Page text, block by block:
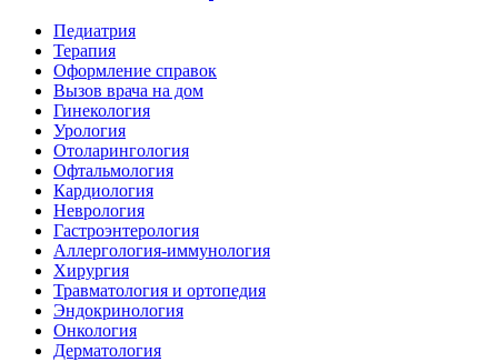
Педиатрия
Терапия
Оформление справок
Вызов врача на дом
Гинекология
Урология
Отоларингология
Офтальмология
Кардиология
Неврология
Гастроэнтерология
Аллергология-иммунология
Хирургия
Травматология и ортопедия
Эндокринология
Онкология
Дерматология